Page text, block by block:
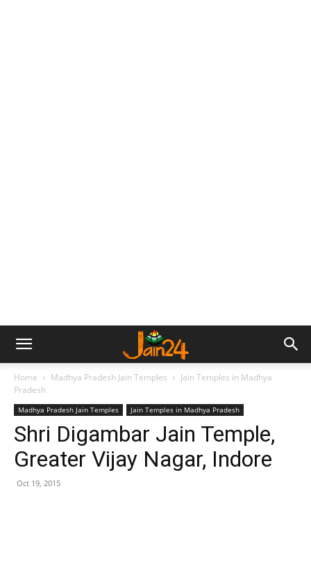
Home Madhya Pradesh Jain Temples
Jain Temples in Madhya
Pradesh
Madhya Pradesh Jain Temples Jain Temples in Madhya Pradesh
Shri Digambar Jain Temple,
Greater Vijay Nagar, Indore
Oct 19, 2015